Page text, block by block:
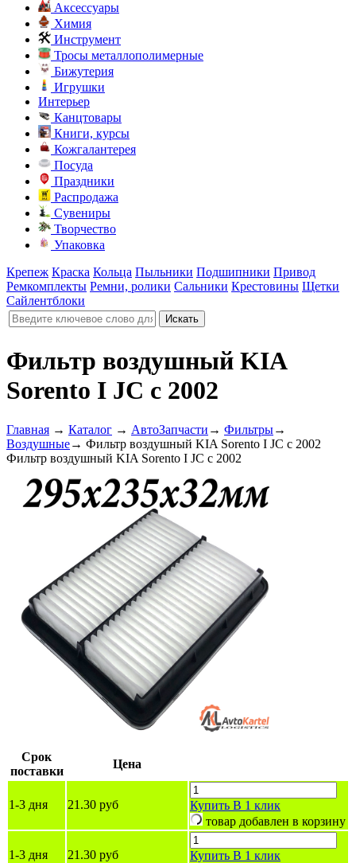
Аксессуары
Химия
Инструмент
Тросы металлополимерные
Бижутерия
Игрушки
Интерьер
Канцтовары
Книги, курсы
Кожгалантерея
Посуда
Праздники
Распродажа
Сувениры
Творчество
Упаковка
Крепеж Краска Кольца Пыльники Подшипники Привод
Ремкомплекты Ремни, ролики Сальники Крестовины Щетки
Сайлентблоки
Фильтр воздушный KIA
Sorento I JC с 2002
Главная → Каталог → АвтоЗапчасти → Фильтры→
Воздушные→ Фильтр воздушный KIA Sorento I JC с 2002
Фильтр воздушный KIA Sorento I JC с 2002
Срок
поставки
Цена
1-3 дня 21.30 руб Купить В 1 клик
товар добавлен в корзину
1-3 дня 21.30 руб Купить В 1 клик